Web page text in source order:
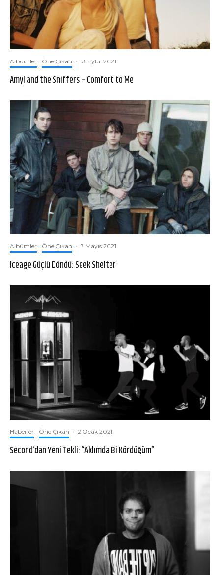
Albümler Öne Çıkan · 13 Eylül 2021
Amyl and the Sniffers – Comfort to Me
Albümler Öne Çıkan · 7 Mayıs 2021
Iceage Güçlü Döndü: Seek Shelter
Haberler Öne Çıkan · 2 Ocak 2021
Second’dan Yeni Tekli: “Aklımda Bi Kördüğüm”